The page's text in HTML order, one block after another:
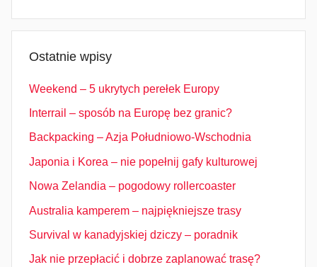
Ostatnie wpisy
Weekend – 5 ukrytych perełek Europy
Interrail – sposób na Europę bez granic?
Backpacking – Azja Południowo-Wschodnia
Japonia i Korea – nie popełnij gafy kulturowej
Nowa Zelandia – pogodowy rollercoaster
Australia kamperem – najpiękniejsze trasy
Survival w kanadyjskiej dziczy – poradnik
Jak nie przepłacić i dobrze zaplanować trasę?